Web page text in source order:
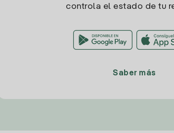
controla el estado de tu
Saber más